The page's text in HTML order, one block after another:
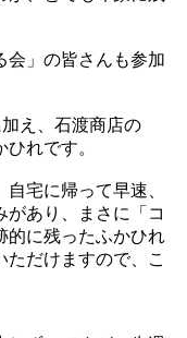
会」の皆さんも参加
え、石渡商店の
れです。
宅に帰って早速、
あり、まさに「コ
的に残ったふかひれ
だけますので、こ